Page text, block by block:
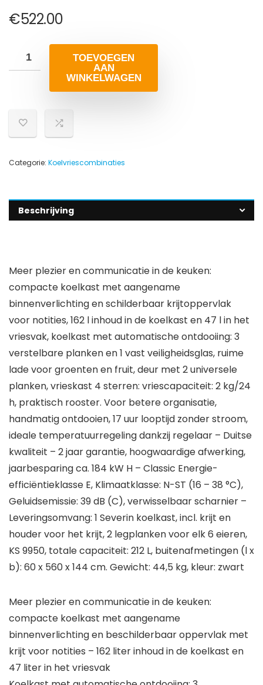
€522.00
TOEVOEGEN
AAN
WINKELWAGEN
Categorie: Koelvriescombinaties
Beschrijving
Meer plezier en communicatie in de keuken:
compacte koelkast met aangename
binnenverlichting en schilderbaar krijtoppervlak
voor notities, 162 l inhoud in de koelkast en 47 l in het
vriesvak, koelkast met automatische ontdooiing: 3
verstelbare planken en 1 vast veiligheidsglas, ruime
lade voor groenten en fruit, deur met 2 universele
planken, vrieskast 4 sterren: vriescapaciteit: 2 kg/24
h, praktisch rooster. Voor betere organisatie,
handmatig ontdooien, 17 uur looptijd zonder stroom,
ideale temperatuurregeling dankzij regelaar – Duitse
kwaliteit – 2 jaar garantie, hoogwaardige afwerking,
jaarbesparing ca. 184 kW H – Classic Energie-
efficiëntieklasse E, Klimaatklasse: N-ST (16 – 38 °C),
Geluidsemissie: 39 dB (C), verwisselbaar scharnier –
Leveringsomvang: 1 Severin koelkast, incl. krijt en
houder voor het krijt, 2 legplanken voor elk 6 eieren,
KS 9950, totale capaciteit: 212 L, buitenafmetingen (l x
b): 60 x 560 x 144 cm. Gewicht: 44,5 kg, kleur: zwart
Meer plezier en communicatie in de keuken:
compacte koelkast met aangename
binnenverlichting en beschilderbaar oppervlak met
krijt voor notities – 162 liter inhoud in de koelkast en
47 liter in het vriesvak